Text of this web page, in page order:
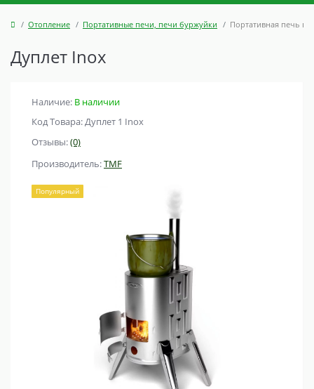
Отопление Портативные печи, печи буржуйки Портативная печь
Дуплет Inox
Наличие: В наличии
Код Товара: Дуплет 1 Inox
Отзывы:(0)
Производитель:TMF
Популярный